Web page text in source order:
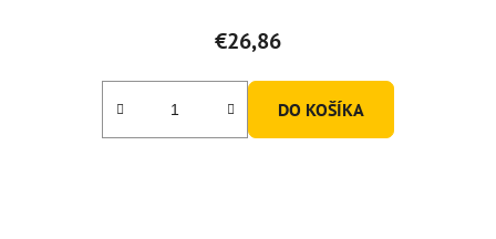
€26,86
DO KOŠÍKA